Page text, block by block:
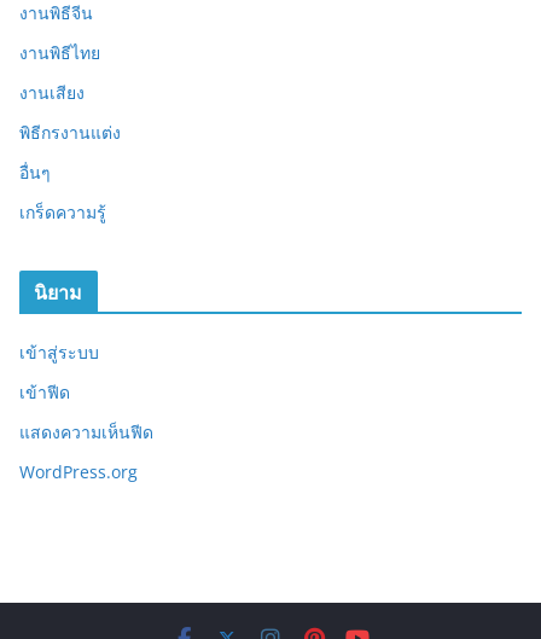
งานพิธีจีน
งานพิธีไทย
งานเสียง
พิธีกรงานแต่ง
อื่นๆ
เกร็ดความรู้
นิยาม
เข้าสู่ระบบ
เข้าฟีด
แสดงความเห็นฟีด
WordPress.org